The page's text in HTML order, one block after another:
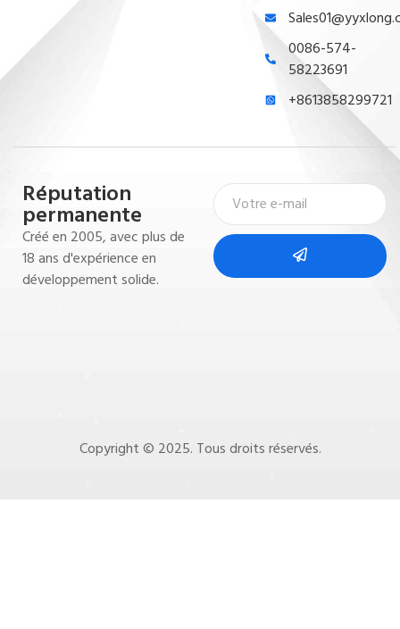
0086-574-
58223691
+8613858299721
Réputation
permanente
Créé en 2005, avec plus de
18 ans d'expérience en
développement solide.
Copyright © 2025. Tous droits réservés.